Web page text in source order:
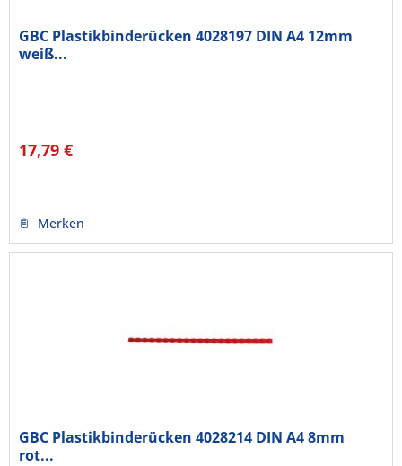
GBC Plastikbinderücken 4028197 DIN A4 12mm
weiß...
17,79 €
Merken
GBC Plastikbinderücken 4028214 DIN A4 8mm
rot...